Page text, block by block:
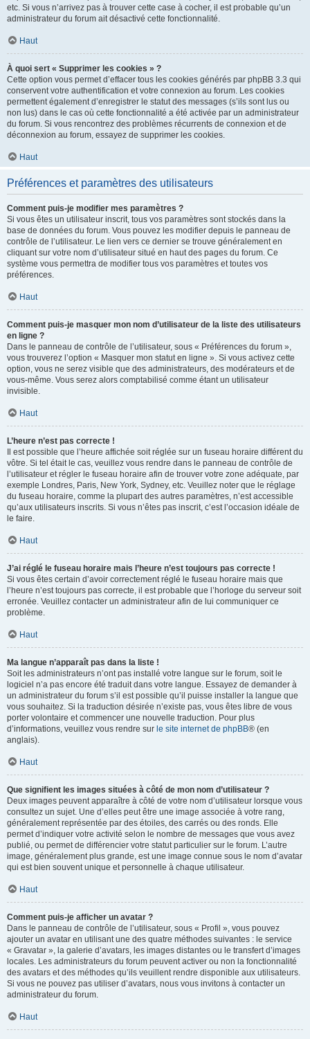
etc. Si vous n’arrivez pas à trouver cette case à cocher, il est probable qu’un
administrateur du forum ait désactivé cette fonctionnalité.
Haut
À quoi sert « Supprimer les cookies » ?
Cette option vous permet d’effacer tous les cookies générés par phpBB 3.3 qui
conservent votre authentification et votre connexion au forum. Les cookies
permettent également d’enregistrer le statut des messages (s’ils sont lus ou
non lus) dans le cas où cette fonctionnalité a été activée par un administrateur
du forum. Si vous rencontrez des problèmes récurrents de connexion et de
déconnexion au forum, essayez de supprimer les cookies.
Haut
Préférences et paramètres des utilisateurs
Comment puis-je modifier mes paramètres ?
Si vous êtes un utilisateur inscrit, tous vos paramètres sont stockés dans la
base de données du forum. Vous pouvez les modifier depuis le panneau de
contrôle de l’utilisateur. Le lien vers ce dernier se trouve généralement en
cliquant sur votre nom d’utilisateur situé en haut des pages du forum. Ce
système vous permettra de modifier tous vos paramètres et toutes vos
préférences.
Haut
Comment puis-je masquer mon nom d’utilisateur de la liste des utilisateurs
en ligne ?
Dans le panneau de contrôle de l’utilisateur, sous « Préférences du forum »,
vous trouverez l’option « Masquer mon statut en ligne ». Si vous activez cette
option, vous ne serez visible que des administrateurs, des modérateurs et de
vous-même. Vous serez alors comptabilisé comme étant un utilisateur
invisible.
Haut
L’heure n’est pas correcte !
Il est possible que l’heure affichée soit réglée sur un fuseau horaire différent du
vôtre. Si tel était le cas, veuillez vous rendre dans le panneau de contrôle de
l’utilisateur et régler le fuseau horaire afin de trouver votre zone adéquate, par
exemple Londres, Paris, New York, Sydney, etc. Veuillez noter que le réglage
du fuseau horaire, comme la plupart des autres paramètres, n’est accessible
qu’aux utilisateurs inscrits. Si vous n’êtes pas inscrit, c’est l’occasion idéale de
le faire.
Haut
J’ai réglé le fuseau horaire mais l’heure n’est toujours pas correcte !
Si vous êtes certain d’avoir correctement réglé le fuseau horaire mais que
l’heure n’est toujours pas correcte, il est probable que l’horloge du serveur soit
erronée. Veuillez contacter un administrateur afin de lui communiquer ce
problème.
Haut
Ma langue n’apparaît pas dans la liste !
Soit les administrateurs n’ont pas installé votre langue sur le forum, soit le
logiciel n’a pas encore été traduit dans votre langue. Essayez de demander à
un administrateur du forum s’il est possible qu’il puisse installer la langue que
vous souhaitez. Si la traduction désirée n’existe pas, vous êtes libre de vous
porter volontaire et commencer une nouvelle traduction. Pour plus
d’informations, veuillez vous rendre sur le site internet de phpBB® (en
anglais).
Haut
Que signifient les images situées à côté de mon nom d’utilisateur ?
Deux images peuvent apparaître à côté de votre nom d’utilisateur lorsque vous
consultez un sujet. Une d’elles peut être une image associée à votre rang,
généralement représentée par des étoiles, des carrés ou des ronds. Elle
permet d’indiquer votre activité selon le nombre de messages que vous avez
publié, ou permet de différencier votre statut particulier sur le forum. L’autre
image, généralement plus grande, est une image connue sous le nom d’avatar
qui est bien souvent unique et personnelle à chaque utilisateur.
Haut
Comment puis-je afficher un avatar ?
Dans le panneau de contrôle de l’utilisateur, sous « Profil », vous pouvez
ajouter un avatar en utilisant une des quatre méthodes suivantes : le service
« Gravatar », la galerie d’avatars, les images distantes ou le transfert d’images
locales. Les administrateurs du forum peuvent activer ou non la fonctionnalité
des avatars et des méthodes qu’ils veuillent rendre disponible aux utilisateurs.
Si vous ne pouvez pas utiliser d’avatars, nous vous invitons à contacter un
administrateur du forum.
Haut